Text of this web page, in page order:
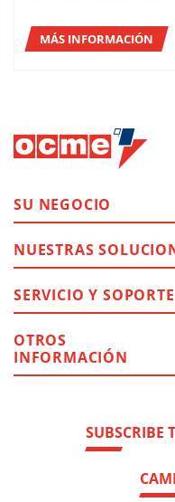
MÁS INFORMACIÓN
SUBSCRIBE
SU NEGOCIO
NUESTRAS
SERVICIO Y SOPORTE
OTROS
INFORMACIÓN